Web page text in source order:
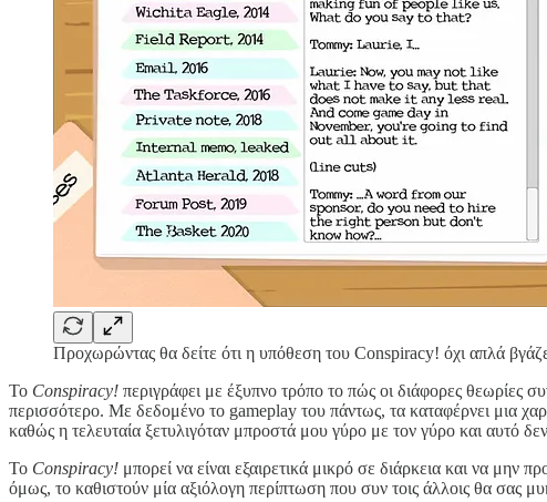
Προχωρώντας θα δείτε ότι η υπόθεση του Conspiracy! όχι απλά
Το Conspiracy! περιγράφει με έξυπνο τρόπο το πώς οι διάφορες θεωρίες
περισσότερο. Με δεδομένο το gameplay του πάντως, τα καταφέρνει μια
καθώς η τελευταία ξετυλιγόταν μπροστά μου γύρο με τον γύρο και αυτό δεν
Το Conspiracy! μπορεί να είναι εξαιρετικά μικρό σε διάρκεια και να
όμως, το καθιστούν μία αξιόλογη περίπτωση που συν τοις άλλοις θα σας